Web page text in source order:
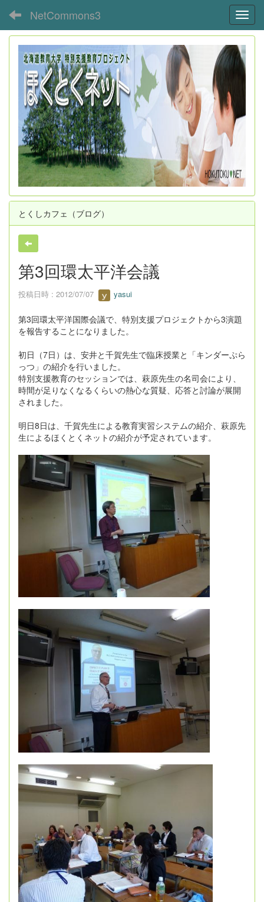
NetCommons3
とくしカフェ（ブログ）
第3回環太平洋会議
投稿日時 : 2012/07/07 yasui
第3回環太平洋国際会議で、特別支援プロジェクトから3演題
を報告することになりました。
初日（7日）は、安井と千賀先生で臨床授業と「キンダーぷら
っつ」の紹介を行いました。
特別支援教育のセッションでは、萩原先生の名司会により、
時間が足りなくなるくらいの熱心な質疑、応答と討論が展開
されました。
明日8日は、千賀先生による教育実習システムの紹介、萩原先
生によるほくとくネットの紹介が予定されています。